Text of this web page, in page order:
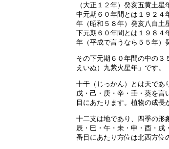
（大正１２年）癸亥五黄土星
中元期６０年間とは１９２４
年（昭和５８年）癸亥八白土
下元期６０年間とは１９８４
年（平成で言うなら５５年）
その下元期６０年間の中の３
えいぬ）九紫火星年」です。
十干（じっかん）とは天であ
戊・己・庚・辛・壬・葵を言
目にあたります。植物の成長
十二支は地であり、四季の形
辰・巳・午・未・申・酉・戌
番目にあたり方位は北西方位